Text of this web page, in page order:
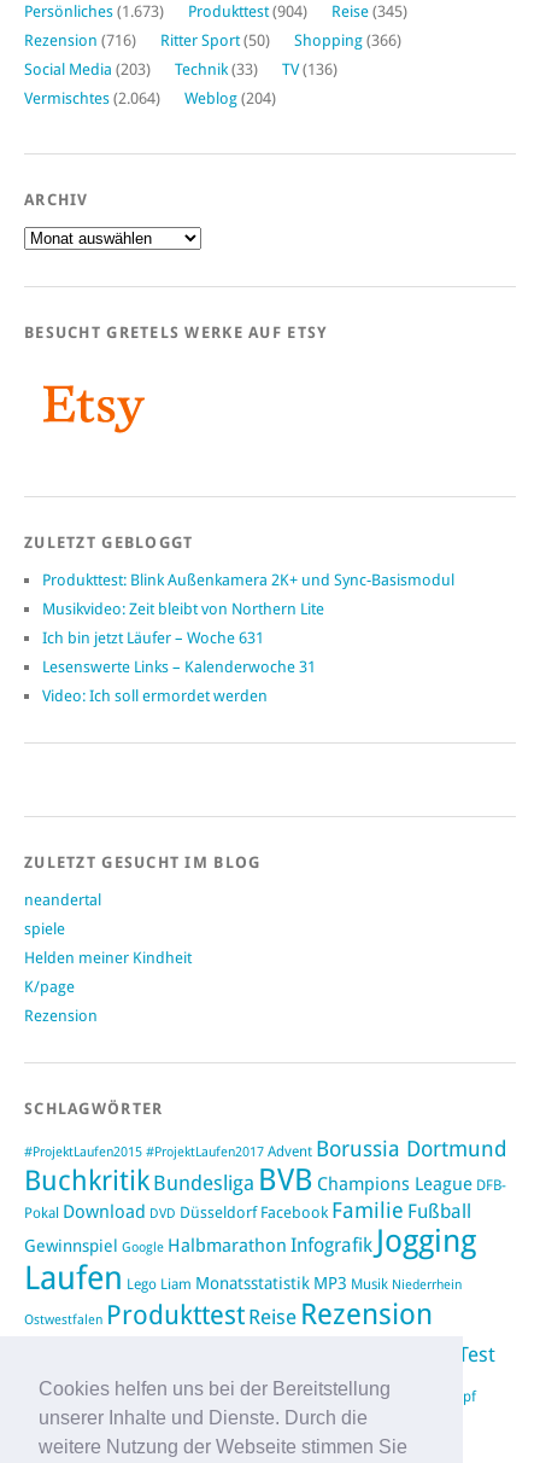
Cookies helfen uns bei der Bereitstellung
unserer Inhalte und Dienste. Durch die
weitere Nutzung der Webseite stimmen Sie
Persönliches (1.673) Produkttest(904) Reise (345)
Rezension (716) Ritter Sport(50) Shopping (366)
Social Media (203) Technik (33) TV(136)
Vermischtes (2.064) Weblog (204)
ARCHIV
Archiv
BESUCHT GRETELS WERKE AUF ETSY
ZULETZT GEBLOGGT
Produkttest: Blink Außenkamera 2K+ und Sync-Basismodul
Musikvideo: Zeit bleibt von Northern Lite
Ich bin jetzt Läufer – Woche 631
Lesenswerte Links – Kalenderwoche 31
Video: Ich soll ermordet werden
ZULETZT GESUCHT IM BLOG
neandertal
spiele
Helden meiner Kindheit
K/page
Rezension
SCHLAGWÖRTER
#ProjektLaufen2015 #ProjektLaufen2017 Advent Borussia Dortmund
Buchkritik Bundesliga BVB Champions League DFB-
Pokal Download DVD Düsseldorf Facebook Familie Fußball
Gewinnspiel Google Halbmarathon Infografik Jogging
Laufen Lego Liam Monatsstatistik MP3 Musik Niederrhein
Ostwestfalen Produkttest Reise Rezension
Test
Twitter Urlaub Video vimeo Weihnachten Wettkampf
WIN Compilation YouTube